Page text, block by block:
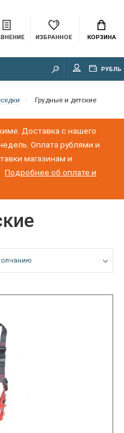
ИЗБРАННОЕ КОРЗИНА
РУБЛЬ
Грудные и детские
Доставка с нашего
Оплата рублями и
магазинам и
Подробнее об оплате и